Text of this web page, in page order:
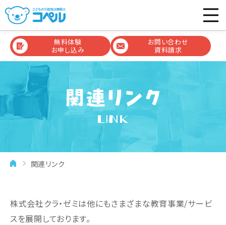
無料体験
お申し込み
お問い合わせ
資料請求
LINK
関連リンク
株式会社クラ・ゼミは他にもさまざまな教育事業/サービ
スを展開しております。